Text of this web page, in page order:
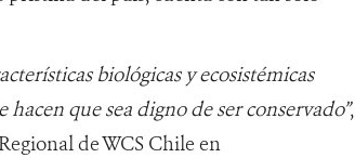
biológicas y ecosistémicas
que sea digno de ser conservado”,
de WCS Chile en